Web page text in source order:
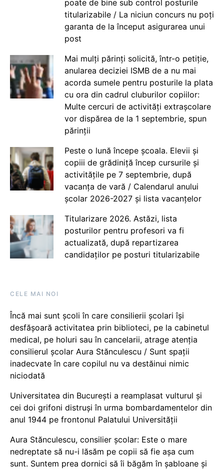
poate de bine sub control posturile
titularizabile / La niciun concurs nu poți
garanta de la început asigurarea unui
post
Mai mulți părinți solicită, într-o petiție,
anularea deciziei ISMB de a nu mai
acorda sumele pentru posturile la plata
cu ora din cadrul cluburilor copiilor:
Multe cercuri de activități extrașcolare
vor dispărea de la 1 septembrie, spun
părinții
Peste o lună începe școala. Elevii și
copiii de grădiniță încep cursurile și
activitățile pe 7 septembrie, după
vacanța de vară / Calendarul anului
școlar 2026-2027 și lista vacanțelor
Titularizare 2026. Astăzi, lista
posturilor pentru profesori va fi
actualizată, după repartizarea
candidaților pe posturi titularizabile
CELE MAI NOI
Încă mai sunt școli în care consilierii școlari își
desfășoară activitatea prin biblioteci, pe la cabinetul
medical, pe holuri sau în cancelarii, atrage atenția
consilierul școlar Aura Stănculescu / Sunt spații
inadecvate în care copilul nu va destăinui nimic
niciodată
Universitatea din București a reamplasat vulturul și
cei doi grifoni distruși în urma bombardamentelor din
anul 1944 pe frontonul Palatului Universității
Aura Stănculescu, consilier școlar: Este o mare
nedreptate să nu-i lăsăm pe copii să fie așa cum
sunt. Suntem prea dornici să îi băgăm în șabloane și